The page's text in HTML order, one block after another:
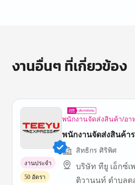
งานอื่นๆ ที่เกี่ยวข้อง
พนักงานจัดส่งสินค้า/อา
พนักงานจัดส่งสินค้า
สิทธิกร ศิริพิศ
บริษัท ทียู เอ็กซ์เ
ติวานนท์ ตำบล
งานประจำ
50 อัตรา